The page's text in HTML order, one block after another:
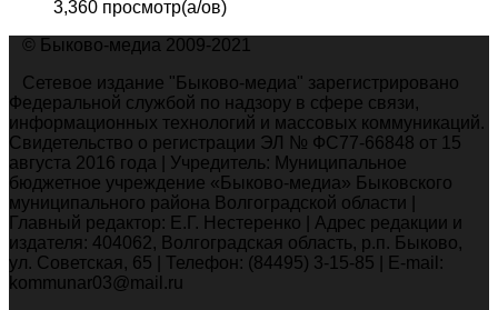
3,360 просмотр(а/ов)
© Быково-медиа 2009-2021
Сетевое издание "Быково-медиа" зарегистрировано
Федеральной службой по надзору в сфере связи,
информационных технологий и массовых коммуникаций.
Свидетельство о регистрации ЭЛ № ФС77-66848 от 15
августа 2016 года | Учредитель: Муниципальное
бюджетное учреждение «Быково-медиа» Быковского
муниципального района Волгоградской области |
Главный редактор: Е.Г. Нестеренко | Адрес редакции и
издателя: 404062, Волгоградская область, р.п. Быково,
ул. Советская, 65 | Телефон: (84495) 3-15-85 | E-mail:
kommunar03@mail.ru